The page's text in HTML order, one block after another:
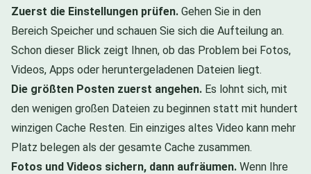
Zuerst die Einstellungen prüfen. Gehen Sie in den
Bereich Speicher und schauen Sie sich die Aufteilung an.
Schon dieser Blick zeigt Ihnen, ob das Problem bei Fotos,
Videos, Apps oder heruntergeladenen Dateien liegt.
Die größten Posten zuerst angehen. Es lohnt sich, mit
den wenigen großen Dateien zu beginnen statt mit hundert
winzigen Cache Resten. Ein einziges altes Video kann mehr
Platz belegen als der gesamte Cache zusammen.
Fotos und Videos sichern, dann aufräumen. Wenn Ihre